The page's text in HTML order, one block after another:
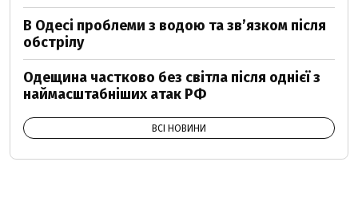
В Одесі проблеми з водою та звʼязком після
обстрілу
Одещина частково без світла після однієї з
наймасштабніших атак РФ
ВСІ НОВИНИ